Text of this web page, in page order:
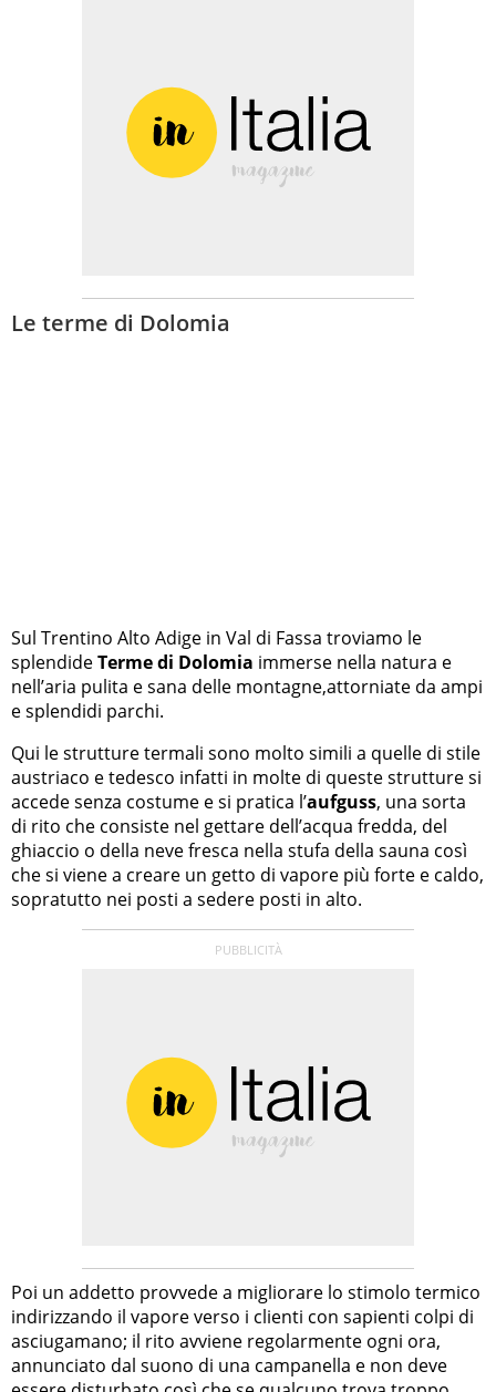
Le terme di Dolomia
Sul Trentino Alto Adige in Val di Fassa troviamo le
splendideTerme di Dolomia immerse nella natura e
nell’aria pulita e sana delle montagne,attorniate da ampi
e splendidi parchi.
Qui le strutture termali sono molto simili a quelle di stile
austriaco e tedesco infatti in molte di queste strutture si
accede senza costume e si pratica l’aufguss, una sorta
di rito che consiste nel gettare dell’acqua fredda, del
ghiaccio o della neve fresca nella stufa della sauna così
che si viene a creare un getto di vapore più forte e caldo,
sopratutto nei posti a sedere posti in alto.
Poi un addetto provvede a migliorare lo stimolo termico
indirizzando il vapore verso i clienti con sapienti colpi di
asciugamano; il rito avviene regolarmente ogni ora,
annunciato dal suono di una campanella e non deve